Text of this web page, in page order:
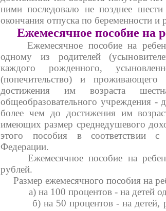
ними последовало не позднее шести
окончания отпуска по беременности и
Ежемесячное пособие на
Ежемесячное пособие на
одному из родителей
каждого рожденного,
(попечительство) и
достижения им возраста
общеобразовательного учреждения -
более чем до достижения им
имеющих размер среднедушевого
этого пособия в соответствии с
Федерации.
Ежемесячное пособие на
рублей.
Размер ежемесячного пособия на
а) на 100 процентов - на детей
б) на 50 процентов - на детей,